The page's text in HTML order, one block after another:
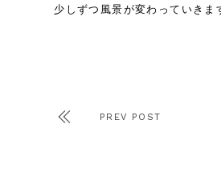
少しずつ風景が変わっていきま
PREV POST